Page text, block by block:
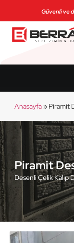
Güvenli ve
Anasayfa » Piramit
Piramit
Desenli Çelik Kalıp